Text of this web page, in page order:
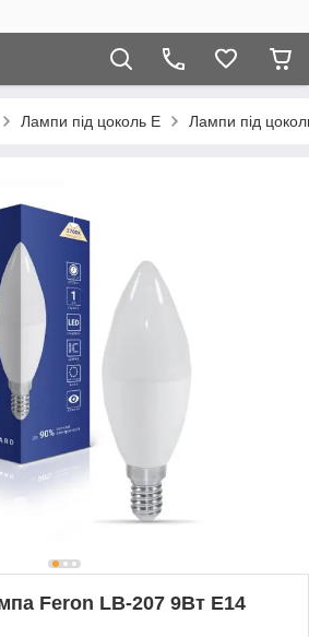
Лампи під цоколь E Лампи під
Feron LB-207 9Вт E14